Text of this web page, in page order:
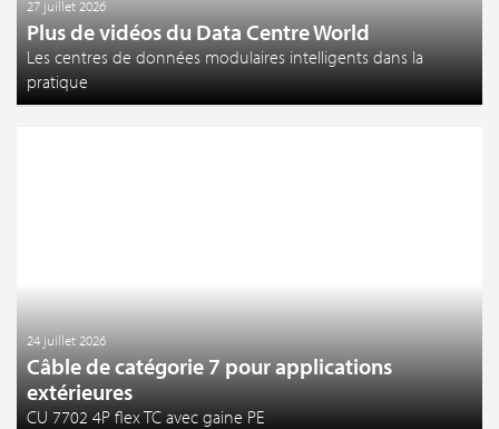
27 juillet 2026
Plus de vidéos du Data Centre World
Les centres de données modulaires intelligents dans la
pratique
24 juillet 2026
Câble de catégorie 7 pour applications
extérieures
CU 7702 4P flex TC avec gaine PE